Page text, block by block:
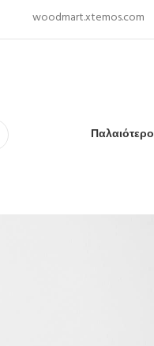
woodmart.xtemos.com
Παλαιότερο